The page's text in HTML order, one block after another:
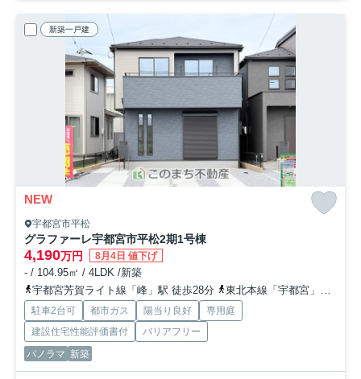
新築一戸建
NEW
宇都宮市平松
グラファーレ宇都宮市平松2期1号棟
4,190万円 8月4日 値下げ
- / 104.95㎡ / 4LDK /新築
宇都宮芳賀ライト線「峰」駅 徒歩28分
東北本線「宇都宮」駅 徒歩38分
駐車2台可 都市ガス 陽当り良好
専用庭
建設住宅性能評価書付
バリアフリー
パノラマ 新築